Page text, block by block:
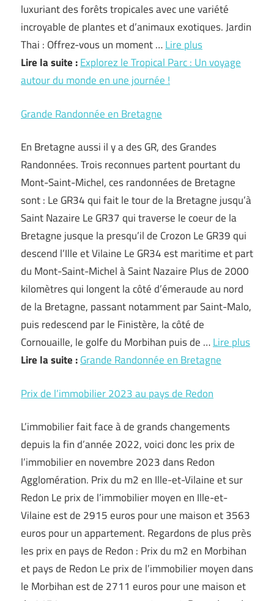
luxuriant des forêts tropicales avec une variété
incroyable de plantes et d’animaux exotiques. Jardin
Thai : Offrez-vous un moment …Lire plus
Lire la suite :Explorez le Tropical Parc : Un voyage
autour du monde en une journée !
Grande Randonnée en Bretagne
En Bretagne aussi il y a des GR, des Grandes
Randonnées. Trois reconnues partent pourtant du
Mont-Saint-Michel, ces randonnées de Bretagne
sont : Le GR34 qui fait le tour de la Bretagne jusqu’à
Saint Nazaire Le GR37 qui traverse le coeur de la
Bretagne jusque la presqu’il de Crozon Le GR39 qui
descend l’Ille et Vilaine Le GR34 est maritime et part
du Mont-Saint-Michel à Saint Nazaire Plus de 2000
kilomètres qui longent la côté d’émeraude au nord
de la Bretagne, passant notamment par Saint-Malo,
puis redescend par le Finistère, la côté de
Cornouaille, le golfe du Morbihan puis de …Lire plus
Lire la suite :Grande Randonnée en Bretagne
Prix de l’immobilier 2023 au pays de Redon
L’immobilier fait face à de grands changements
depuis la fin d’année 2022, voici donc les prix de
l’immobilier en novembre 2023 dans Redon
Agglomération. Prix du m2 en Ille-et-Vilaine et sur
Redon Le prix de l’immobilier moyen en Ille-et-
Vilaine est de 2915 euros pour une maison et 3563
euros pour un appartement. Regardons de plus près
les prix en pays de Redon : Prix du m2 en Morbihan
et pays de Redon Le prix de l’immobilier moyen dans
le Morbihan est de 2711 euros pour une maison et